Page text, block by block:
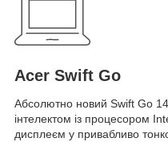
Acer Swift Go
Абсолютно новий Swift Go
інтелектом із процесором
дисплеєм у привабливо